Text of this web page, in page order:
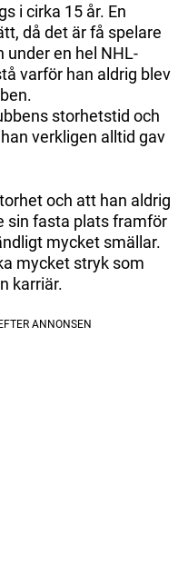
i cirka 15 år. En
då det är få spelare
under en hel NHL-
varför han aldrig blev
storhetstid och
verkligen alltid gav
och att han aldrig
sin fasta plats framför
mycket smällar.
mycket stryk som
karriär.